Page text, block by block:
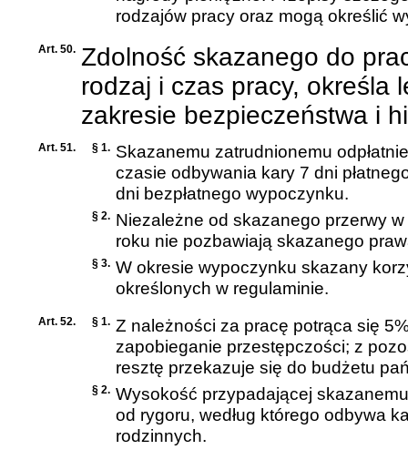
rodzajów pracy oraz mogą określić
Art. 50. Zdolność skazanego do
rodzaj i czas pracy, określa
zakresie bezpieczeństwa i
Art. 51. § 1. Skazanemu zatrudnionemu
czasie odbywania kary 7 dni
dni bezpłatnego wypoczynku.
§ 2. Niezależne od skazanego przerwy
roku nie pozbawiają skazanego
§ 3. W okresie wypoczynku skazany
określonych w regulaminie.
Art. 52. § 1. Z należności za pracę potrąca się
zapobieganie przestępczości; z
resztę przekazuje się do budżetu
§ 2. Wysokość przypadającej
od rygoru, według którego odbywa
rodzinnych.